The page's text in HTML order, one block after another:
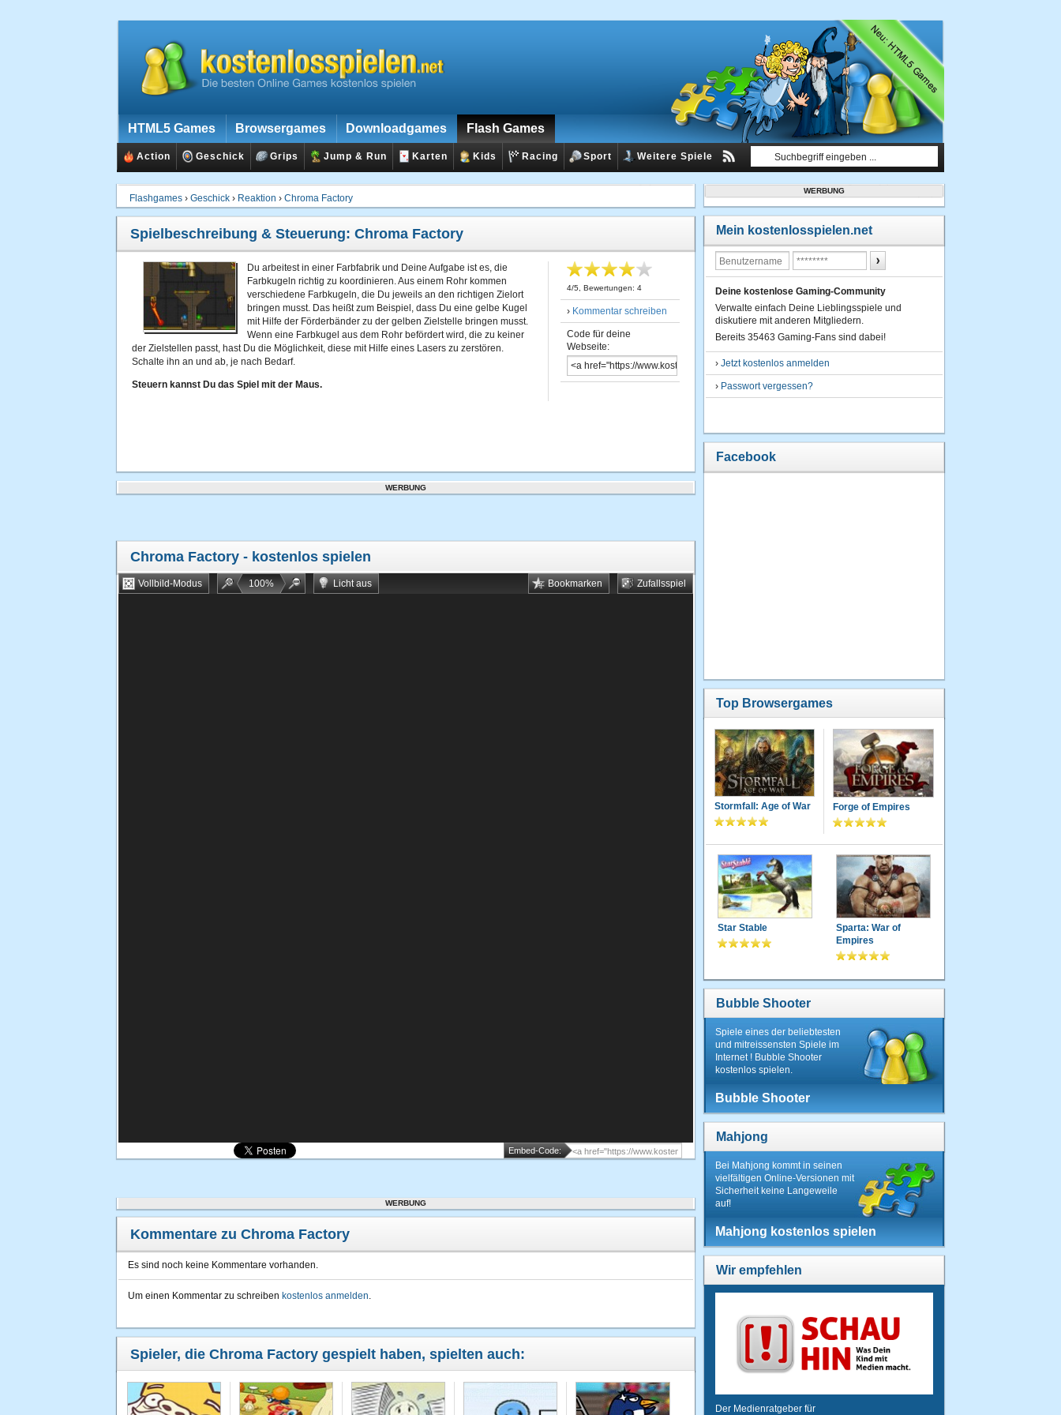
HTML5 Games Browsergames Downloadgames Flash Games
Action Geschick Grips Jump & Run Karten Kids Racing Sport Weitere Spiele
Flashgames › Geschick › Reaktion › Chroma Factory
Spielbeschreibung & Steuerung: Chroma Factory
Du arbeitest in einer Farbfabrik und Deine Aufgabe ist es, die
Farbkugeln richtig zu koordinieren. Aus einem Rohr kommen
verschiedene Farbkugeln, die Du jeweils an den richtigen Zielort
bringen musst. Das heißt zum Beispiel, dass Du eine gelbe Kugel
mit Hilfe der Förderbänder zu der gelben Zielstelle bringen musst.
Wenn eine Farbkugel aus dem Rohr befördert wird, die zu keiner
der Zielstellen passt, hast Du die Möglichkeit, diese mit Hilfe eines Lasers zu zerstören.
Schalte ihn an und ab, je nach Bedarf.
Steuern kannst Du das Spiel mit der Maus.
4/5 , Bewertungen: 4
› Kommentar schreiben
Code für deine
Webseite:
WERBUNG
Chroma Factory - kostenlos spielen
Vollbild-Modus 100% Licht aus Zufallsspiel
Bookmarken
Embed-Code:
WERBUNG
Kommentare zu Chroma Factory
Es sind noch keine Kommentare vorhanden.
Um einen Kommentar zu schreiben kostenlos anmelden.
Spieler, die Chroma Factory gespielt haben, spielten auch:
WERBUNG
Mein kostenlosspielen.net
Deine kostenlose Gaming-Community
Verwalte einfach Deine Lieblingsspiele und
diskutiere mit anderen Mitgliedern.
Bereits 35463 Gaming-Fans sind dabei!
› Jetzt kostenlos anmelden
› Passwort vergessen?
Facebook
Top Browsergames
Stormfall: Age of War Forge of Empires
Star Stable
Sparta: War of
Empires
Bubble Shooter
Spiele eines der beliebtesten
und mitreissensten Spiele im
Internet ! Bubble Shooter
kostenlos spielen.
Bubble Shooter
Mahjong
Bei Mahjong kommt in seinen
vielfältigen Online-Versionen mit
Sicherheit keine Langeweile
auf!
Mahjong kostenlos spielen
Wir empfehlen
Der Medienratgeber für